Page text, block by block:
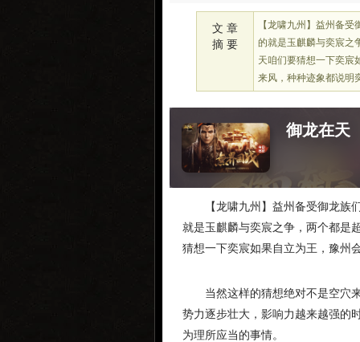
16:30
文 章
摘 要
【龙啸九州】益州备
的就是玉麒麟与奕宸之
天咱们要猜想一下奕宸
来风，种种迹象都说明
御龙在天
【龙啸九州】益州备受御龙
就是玉麒麟与奕宸之争，两个都是
猜想一下奕宸如果自立为王，豫州
当然这样的猜想绝对不是空穴
势力逐步壮大，影响力越来越强的
为理所应当的事情。